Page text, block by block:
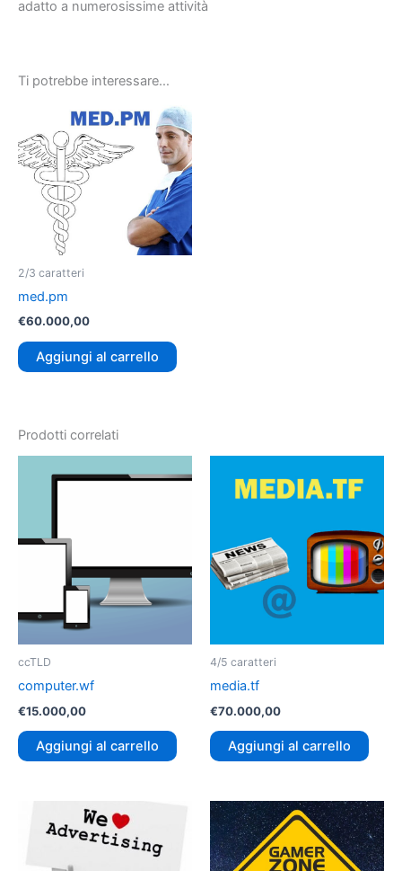
adatto a numerosissime attività
Ti potrebbe interessare…
2/3 caratteri
med.pm
€60.000,00
Aggiungi al carrello
Prodotti correlati
ccTLD
computer.wf
€15.000,00
Aggiungi al carrello
4/5 caratteri
media.tf
€70.000,00
Aggiungi al carrello